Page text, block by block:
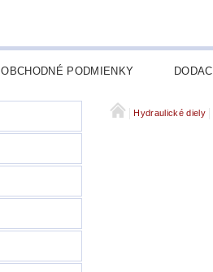
OBCHODNÉ PODMIENKY
Hydraulické diely